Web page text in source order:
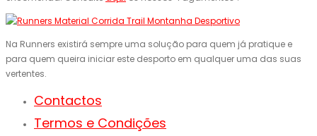
Na Runners existirá sempre uma solução para quem já pratique e
para quem queira iniciar este desporto em qualquer uma das suas
vertentes.
Contactos
Termos e Condições